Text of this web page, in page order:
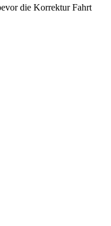
die Korrektur Fahrt